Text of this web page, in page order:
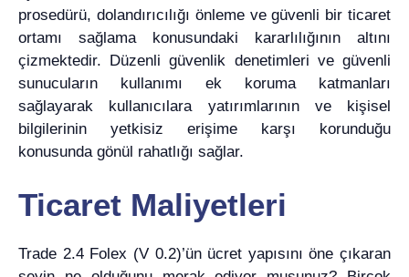
prosedürü, dolandırıcılığı önleme ve güvenli bir ticaret
ortamı sağlama konusundaki kararlılığının altını
çizmektedir. Düzenli güvenlik denetimleri ve güvenli
sunucuların kullanımı ek koruma katmanları
sağlayarak kullanıcılara yatırımlarının ve kişisel
bilgilerinin yetkisiz erişime karşı korunduğu
konusunda gönül rahatlığı sağlar.
Ticaret Maliyetleri
Trade 2.4 Folex (V 0.2)’ün ücret yapısını öne çıkaran